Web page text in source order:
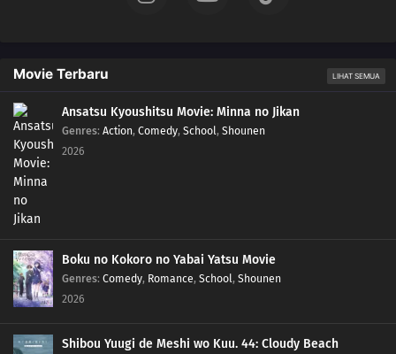
Movie Terbaru LIHAT SEMUA
Ansatsu Kyoushitsu Movie: Minna no Jikan
Genres: Action, Comedy, School, Shounen
2026
Boku no Kokoro no Yabai Yatsu Movie
Genres: Comedy, Romance, School, Shounen
2026
Shibou Yuugi de Meshi wo Kuu. 44: Cloudy Beach